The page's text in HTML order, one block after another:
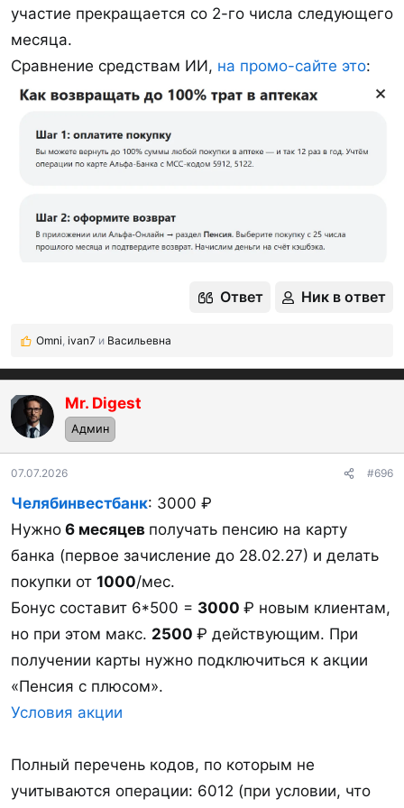
участие прекращается со 2-го числа следующего
месяца.
Сравнение средствам ИИ, на промо-сайте это:
Ответ Ник в ответ
Р
е
а
к
ц
и
и
:
Omni, ivan7 и Васильевна
OP Mr. Digest
Админ
07.07.2026 #696
Челябинвестбанк: 3000 ₽
Нужно 6 месяцев получать пенсию на карту
банка (первое зачисление до 28.02.27) и делать
покупки от 1000/мес.
Бонус составит 6*500 = 3000 ₽ новым клиентам,
но при этом макс. 2500 ₽ действующим. При
получении карты нужно подключиться к акции
«Пенсия с плюсом».
Условия акции
Полный перечень кодов, по которым не
учитываются операции: 6012 (при условии, что